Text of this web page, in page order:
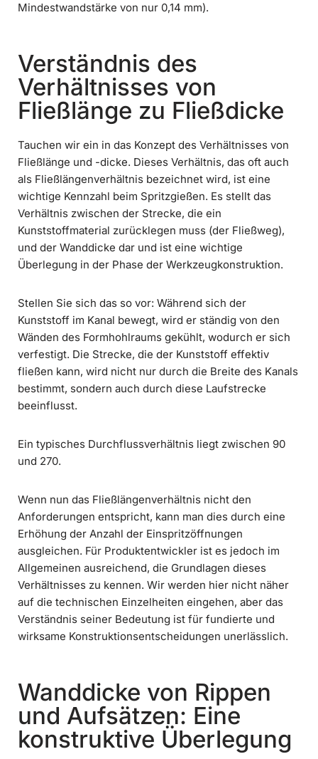
Mindestwandstärke von nur 0,14 mm).
Verständnis des
Verhältnisses von
Fließlänge zu Fließdicke
Tauchen wir ein in das Konzept des Verhältnisses von
Fließlänge und -dicke. Dieses Verhältnis, das oft auch
als Fließlängenverhältnis bezeichnet wird, ist eine
wichtige Kennzahl beim Spritzgießen. Es stellt das
Verhältnis zwischen der Strecke, die ein
Kunststoffmaterial zurücklegen muss (der Fließweg),
und der Wanddicke dar und ist eine wichtige
Überlegung in der Phase der Werkzeugkonstruktion.
Stellen Sie sich das so vor: Während sich der
Kunststoff im Kanal bewegt, wird er ständig von den
Wänden des Formhohlraums gekühlt, wodurch er sich
verfestigt. Die Strecke, die der Kunststoff effektiv
fließen kann, wird nicht nur durch die Breite des Kanals
bestimmt, sondern auch durch diese Laufstrecke
beeinflusst.
Ein typisches Durchflussverhältnis liegt zwischen 90
und 270.
Wenn nun das Fließlängenverhältnis nicht den
Anforderungen entspricht, kann man dies durch eine
Erhöhung der Anzahl der Einspritzöffnungen
ausgleichen. Für Produktentwickler ist es jedoch im
Allgemeinen ausreichend, die Grundlagen dieses
Verhältnisses zu kennen. Wir werden hier nicht näher
auf die technischen Einzelheiten eingehen, aber das
Verständnis seiner Bedeutung ist für fundierte und
wirksame Konstruktionsentscheidungen unerlässlich.
Wanddicke von Rippen
und Aufsätzen: Eine
konstruktive Überlegung